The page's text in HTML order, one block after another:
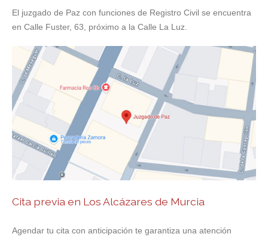
El juzgado de Paz con funciones de Registro Civil se encuentra
en Calle Fuster, 63, próximo a la Calle La Luz.
Cita previa en Los Alcázares de Murcia
Agendar tu cita con anticipación te garantiza una atención